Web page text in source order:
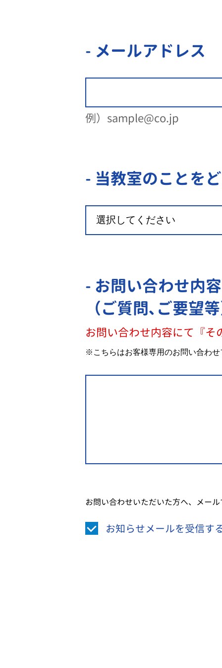
- メールアドレス
例）sample@co.jp
- 当教室のことを
- お問い合わせ内容
（ご質問､ご要望
お問い合わせ内容にて『
※こちらはお客様専用のお問い合わ
お問い合わせいただいた方へ、メー
お知らせメールを受信す